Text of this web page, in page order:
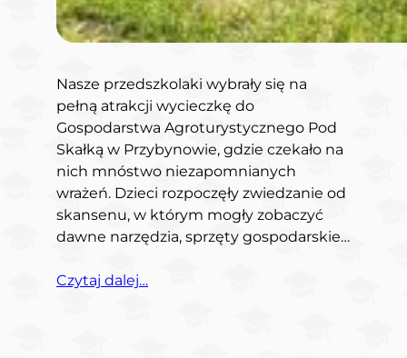
Nasze przedszkolaki wybrały się na
pełną atrakcji wycieczkę do
Gospodarstwa Agroturystycznego Pod
Skałką w Przybynowie, gdzie czekało na
nich mnóstwo niezapomnianych
wrażeń. Dzieci rozpoczęły zwiedzanie od
skansenu, w którym mogły zobaczyć
dawne narzędzia, sprzęty gospodarskie…
Czytaj dalej…